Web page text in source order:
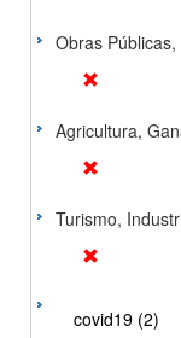
Obras
Agricultura,
Turismo,
covid19 (2)